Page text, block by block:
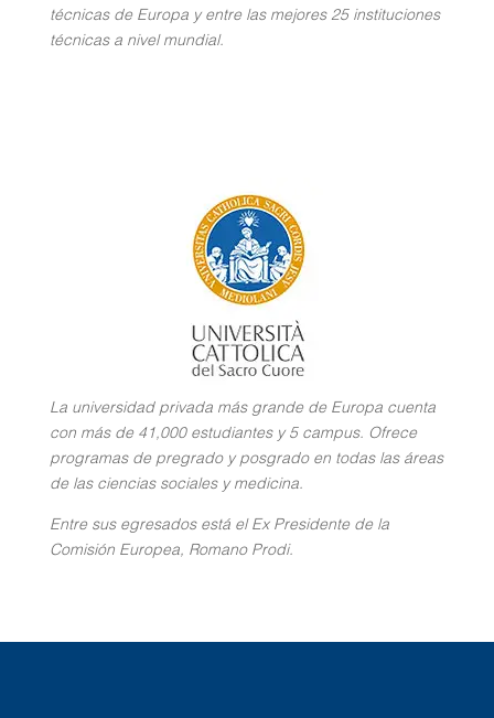
técnicas de Europa y entre las mejores 25 instituciones
técnicas a nivel mundial.
La universidad privada más grande de Europa cuenta
con más de 41,000 estudiantes y 5 campus. Ofrece
programas de pregrado y posgrado en todas las áreas
de las ciencias sociales y medicina.
Entre sus egresados está el Ex Presidente de la
Comisión Europea, Romano Prodi.